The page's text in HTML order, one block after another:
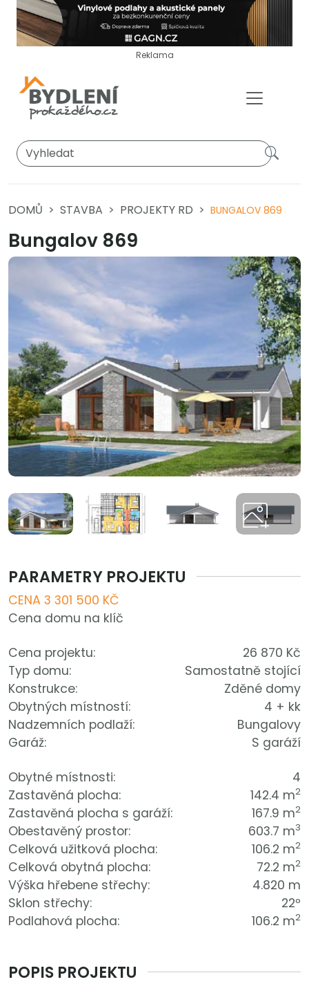
Reklama
DOMŮ STAVBA PROJEKTY RD BUNGALOV 869
Bungalov 869
PARAMETRY PROJEKTU
CENA 3 301 500 KČ
Cena domu na klíč
Cena projektu:
26 870 Kč
Typ domu:
Samostatně stojící
Konstrukce:
Zděné domy
Obytných místností:
4 + kk
Nadzemních podlaží:
Bungalovy
Garáž:
S garáží
Obytné místnosti:
4
Zastavěná plocha:
142.4 m2
Zastavěná plocha s garáží: 167.9 m2
Obestavěný prostor: 603.7 m3
Celková užitková plocha: 106.2 m2
Celková obytná plocha: 72.2 m2
Výška hřebene střechy:
4.820 m
Sklon střechy:
22º
Podlahová plocha:
106.2 m2
POPIS PROJEKTU